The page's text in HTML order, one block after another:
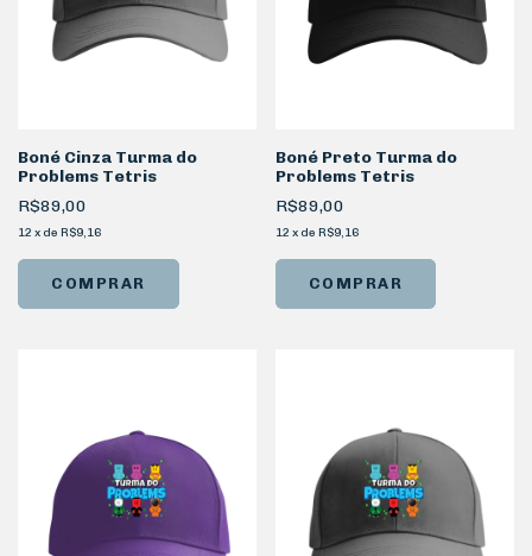
Boné Cinza Turma do
Problems Tetris
R$89,00
12 x de R$9,16
Boné Preto Turma do
Problems Tetris
R$89,00
12 x de R$9,16